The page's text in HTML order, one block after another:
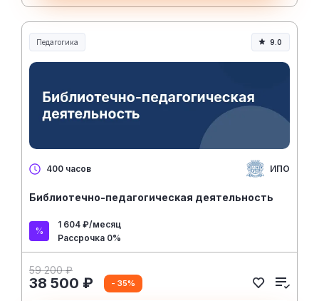
Педагогика
Образование и педагогика
9.0
400 часов ИПО
Библиотечно-педагогическая деятельность
1 604 ₽/месяц
Рассрочка 0%
59 200 ₽
38 500 ₽ - 35%